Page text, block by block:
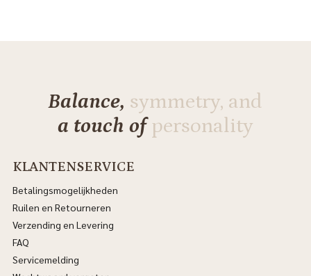
Balance, symmetry, and
a touch ofpersonality
KLANTENSERVICE
Betalingsmogelijkheden
Ruilen en Retourneren
Verzending en Levering
FAQ
Servicemelding